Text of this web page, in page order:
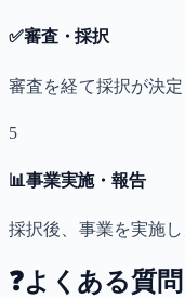
✅審査・採択
審査を経て採択が決
5
📊事業実施・報告
採択後、事業を実施
❓よくある質問